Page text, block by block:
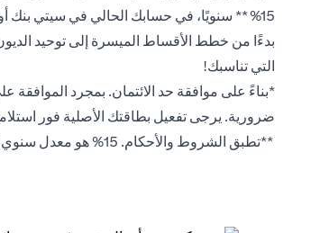
15%** سنويًا، في حسابك الحالي في سيتي بنك أو في أي بنك آخر داخل الإمارات العربية المتحدة.
بدءًا من خطط الأقساط الميسرة إلى توحيد
التي تناسبك!
*بناءً على موافقة حد الائتمان. بمجرد الموافقة
ضرورية. يرجى تفعيل بطاقتك الأصلية فور
**تطبق الشروط والأحكام. 15% هو معدل سنوي يُطبق خلال مدة أول قرض مُسجل على بطاقة ريدي الائتمانية، خلال شهر واحد من الموافقة على البطاقة. يُطبق فقط على عملاء سيتي الجدد.